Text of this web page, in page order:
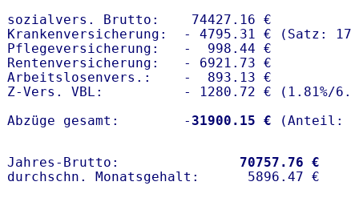
sozialvers. Brutto:    74427.16 €
Krankenversicherung:  - 4795.31 € (Satz:
Pflegeversicherung:   -  998.44 €
Rentenversicherung:   - 6921.73 €
Arbeitslosenvers.:    -  893.13 €
Z-Vers. VBL:          - 1280.72 € ( 1.81%/
Abzüge gesamt:        - 31900.15 €
Jahres-Brutto: 70757.76 €